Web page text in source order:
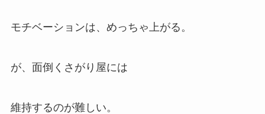
モチベーションは、めっちゃ上がる。
が、面倒くさがり屋には
維持するのが難しい。